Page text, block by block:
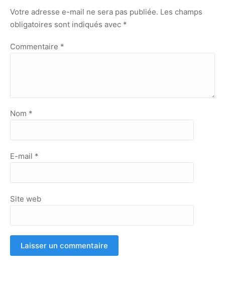
Votre adresse e-mail ne sera pas publiée. Les champs
obligatoires sont indiqués avec *
Commentaire *
Nom *
E-mail *
Site web